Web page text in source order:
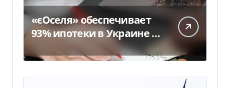
«єОселя» обеспечивает
93% ипотеки в Украине –
банкиры